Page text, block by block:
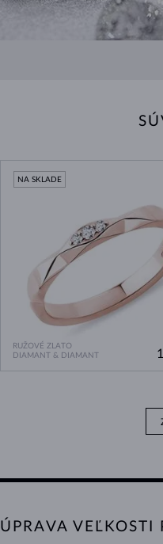
RUŽOVÉ ZLATO
DIAMANT & DIAMANT
NA SKLADE
ÚPRAVA VEĽKOSTI